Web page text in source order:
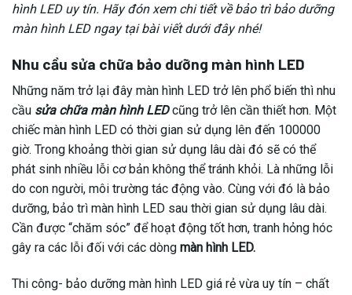
hình LED uy tín. Hãy đón xem chi tiết về bảo trì bảo dưỡng
màn hình LED ngay tại bài viết dưới đây nhé!
Nhu cầu sửa chữa bảo dưỡng màn hình LED
Những năm trở lại đây màn hình LED trở lên phổ biến thì nhu
cầu sửa chữa màn hình LEDcũng trở lên cần thiết hơn. Một
chiếc màn hình LED có thời gian sử dụng lên đến 100000
giờ. Trong khoảng thời gian sử dụng lâu dài đó sẽ có thể
phát sinh nhiều lỗi cơ bản không thể tránh khỏi. Là những lỗi
do con người, môi trường tác động vào. Cùng với đó là bảo
dưỡng, bảo trì màn hình LED sau thời gian sử dụng lâu dài.
Cần được “chăm sóc” để hoạt động tốt hơn, tranh hỏng hóc
gây ra các lỗi đối với các dòng màn hình LED.
Thi công- bảo dưỡng màn hình LED giá rẻ vừa uy tín – chất